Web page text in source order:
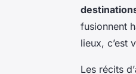
fusionnent
lieux, c’est
Les récits d’